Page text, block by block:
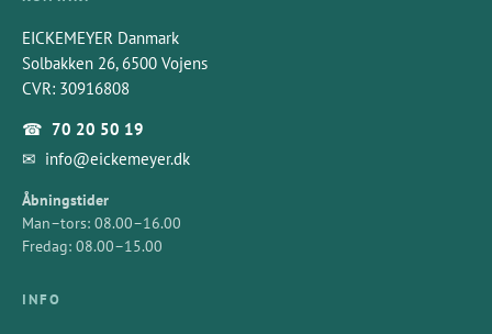
EICKEMEYER Danmark
Solbakken 26, 6500 Vojens
CVR: 30916808
☎ 70 20 50 19
✉ info@eickemeyer.dk
Åbningstider
Man–tors: 08.00–16.00
Fredag: 08.00–15.00
INFO